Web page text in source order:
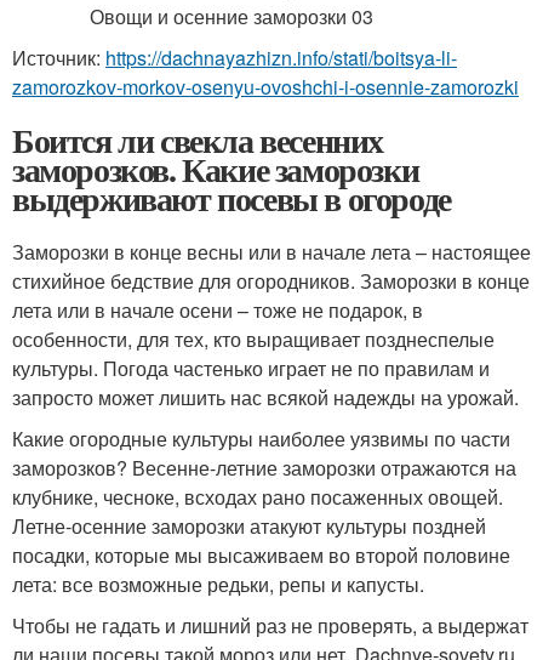
Источник: https://dachnayazhizn.info/stati/boitsya-li-
zamorozkov-morkov-osenyu-ovoshchi-i-osennie-zamorozki
Боится ли свекла весенних
заморозков. Какие заморозки
выдерживают посевы в огороде
Заморозки в конце весны или в начале лета – настоящее
стихийное бедствие для огородников. Заморозки в конце
лета или в начале осени – тоже не подарок, в
особенности, для тех, кто выращивает позднеспелые
культуры. Погода частенько играет не по правилам и
запросто может лишить нас всякой надежды на урожай.
Какие огородные культуры наиболее уязвимы по части
заморозков? Весенне-летние заморозки отражаются на
клубнике, чесноке, всходах рано посаженных овощей.
Летне-осенние заморозки атакуют культуры поздней
посадки, которые мы высаживаем во второй половине
лета: все возможные редьки, репы и капусты.
Чтобы не гадать и лишний раз не проверять, а выдержат